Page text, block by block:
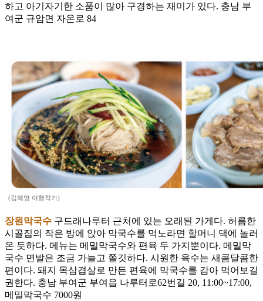
하고 아기자기한 소품이 많아 구경하는 재미가 있다. 충남 부
여군 규암면 자온로 84
(김혜영 여행작가)
장원막국수 구드래나루터 근처에 있는 오래된 가게다. 허름한
시골집의 작은 방에 앉아 막국수를 먹노라면 할머니 댁에 놀러
온 듯하다. 메뉴는 메밀막국수와 편육 두 가지뿐이다. 메밀막
국수 면발은 조금 가늘고 쫄깃하다. 시원한 육수는 새콤달콤한
편이다. 돼지 목삼겹살로 만든 편육에 막국수를 감아 먹어보길
권한다. 충남 부여군 부여읍 나루터로62번길 20, 11:00~17:00,
메밀막국수 7000원